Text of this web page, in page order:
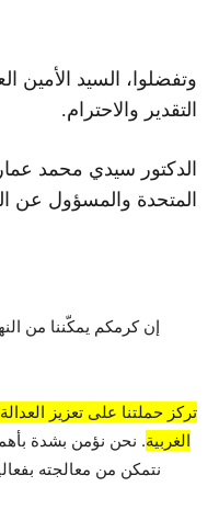
وتفضلوا، السيد الأمين
التقدير والاحترام.
الدكتور سيدي محمد
المتحدة والمسؤول عن
إن كرمكم يمكّننا من
تركز حملتنا على تعزيز
الغربية. نحن نؤمن بشدة
نتمكن من معالجته